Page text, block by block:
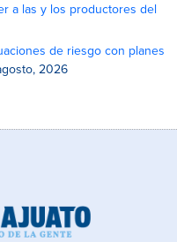
a las y los productores del
de riesgo con planes
2026